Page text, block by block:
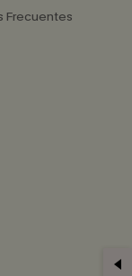
Frecuentes